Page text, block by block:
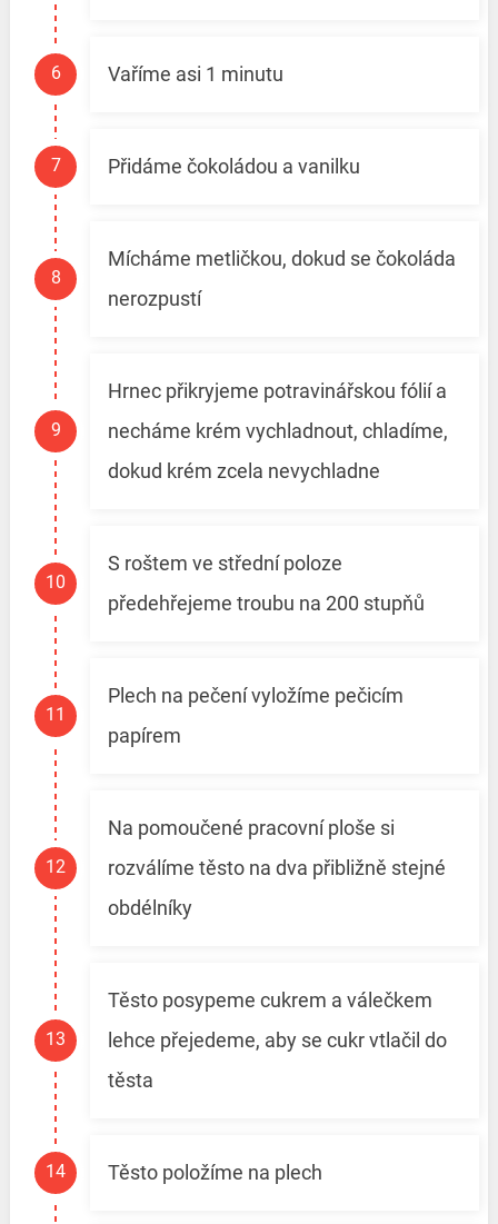
Vaříme asi 1 minutu
Přidáme čokoládou a vanilku
Mícháme metličkou, dokud se čokoláda
nerozpustí
Hrnec přikryjeme potravinářskou fólií a
necháme krém vychladnout, chladíme,
dokud krém zcela nevychladne
S roštem ve střední poloze
předehřejeme troubu na 200 stupňů
Plech na pečení vyložíme pečicím
papírem
Na pomoučené pracovní ploše si
rozválíme těsto na dva přibližně stejné
obdélníky
Těsto posypeme cukrem a válečkem
lehce přejedeme, aby se cukr vtlačil do
těsta
Těsto položíme na plech